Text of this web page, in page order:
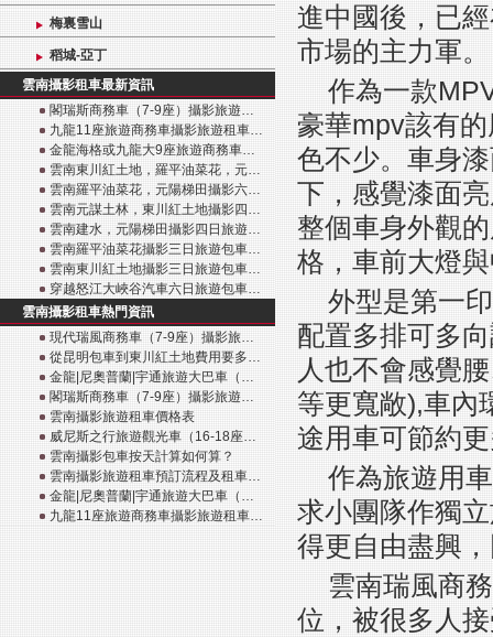
梅裏雪山
稻城-亞丁
雲南攝影租車最新資訊
閣瑞斯商務車（7-9座）攝影旅遊…
九龍11座旅遊商務車攝影旅遊租車…
金龍海格或九龍大9座旅遊商務車…
雲南東川紅土地，羅平油菜花，元…
雲南羅平油菜花，元陽梯田攝影六…
雲南元謀土林，東川紅土地攝影四…
雲南建水，元陽梯田攝影四日旅遊…
雲南羅平油菜花攝影三日旅遊包車…
雲南東川紅土地攝影三日旅遊包車…
穿越怒江大峽谷汽車六日旅遊包車…
雲南攝影租車熱門資訊
現代瑞風商務車（7-9座）攝影旅…
從昆明包車到東川紅土地費用要多…
金龍|尼奧普蘭|宇通旅遊大巴車（…
閣瑞斯商務車（7-9座）攝影旅遊…
雲南攝影旅遊租車價格表
威尼斯之行旅遊觀光車（16-18座…
雲南攝影包車按天計算如何算？
雲南攝影旅遊租車預訂流程及租車…
金龍|尼奧普蘭|宇通旅遊大巴車（…
九龍11座旅遊商務車攝影旅遊租車…
進中國後，已
市場的主力軍。
作為一款
豪華mpv該有
色不少。車身
下，感覺漆面
整個車身外觀
格，車前大燈
外型是第一
配置多排可多
人也不會感覺
等更寬敞),車內
途用車可節約
作為旅遊用
求小團隊作獨
得更自由盡興
雲南瑞風商
位，被很多人